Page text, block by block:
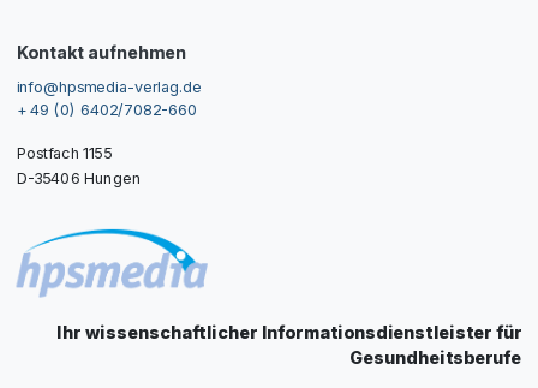
Kontakt aufnehmen
info@hpsmedia-verlag.de
+ 49 (0) 6402/7082-660
Postfach 1155
D-35406 Hungen
Ihr wissenschaftlicher Informationsdienstleister für
Gesundheitsberufe